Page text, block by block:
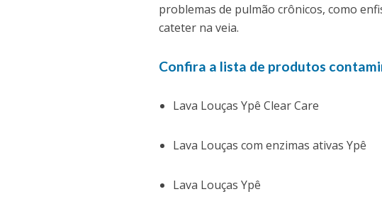
problemas de pulmão crônicos, como
cateter na veia.
Confira a lista de produtos
Lava Louças Ypê Clear Care
Lava Louças com enzimas ativas Ypê
Lava Louças Ypê